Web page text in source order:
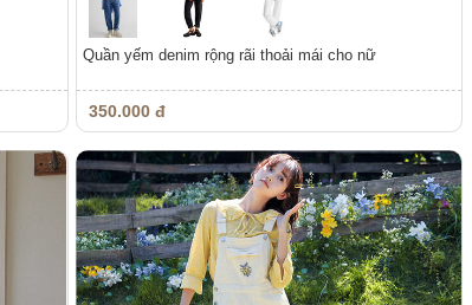
Quần yếm denim rộng rãi thoải mái cho nữ
350.000 đ